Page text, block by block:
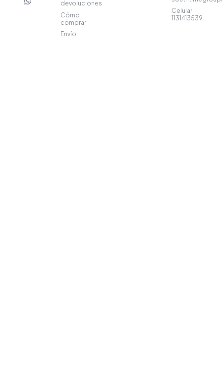
t
devoluciones
Cómo
comprar
Envío
Celular:
1131413539